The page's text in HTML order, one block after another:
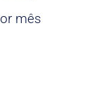
mês